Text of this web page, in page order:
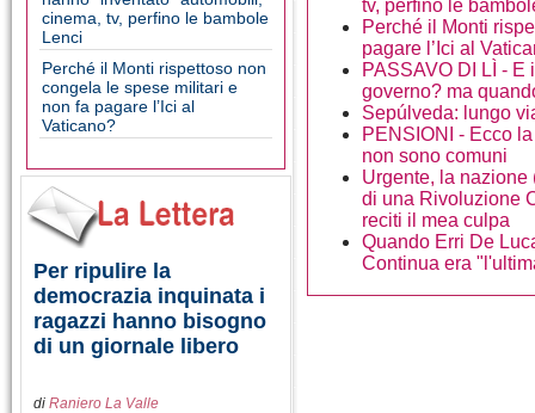
cinema, tv, perfino le bambole
Lenci
Perché il Monti rispettoso non
congela le spese militari e
non fa pagare l’Ici al
Vaticano?
Per ripulire la
democrazia inquinata i
ragazzi hanno bisogno
di un giornale libero
di Raniero La Valle
tv, perfino le
Perché il Monti
pagare l’Ici al
PASSAVO DI LÌ -
governo? ma
Sepúlveda: lungo
PENSIONI - Ecco
non sono comuni
Urgente, la
di una Rivoluzione
reciti il mea culpa
Quando Erri De
Continua era